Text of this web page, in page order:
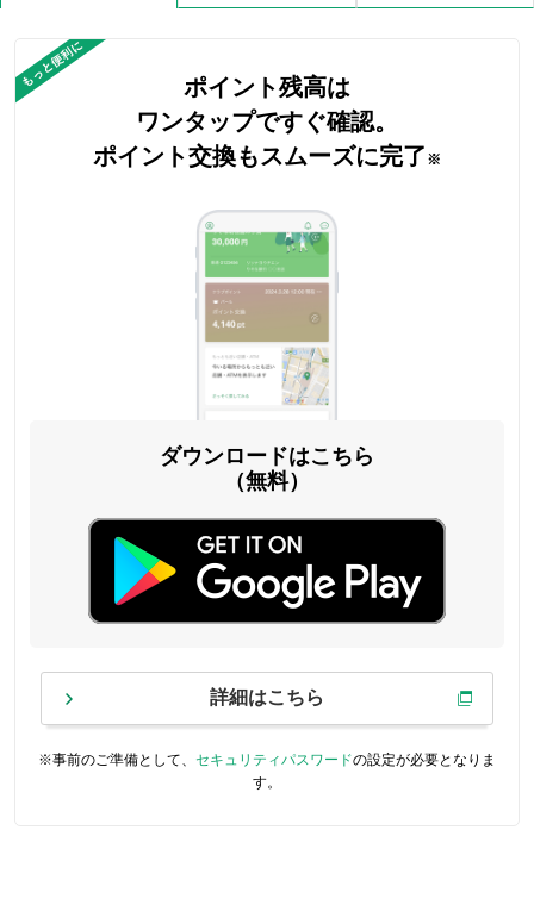
ポイント残高は
ワンタップですぐ確認。
ポイント交換もスムーズに完了 ※
ダウンロードはこちら
（無料）
詳細はこちら
※事前のご準備として、 セキュリティパスワードの設定が必要となりま
す。